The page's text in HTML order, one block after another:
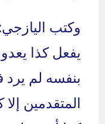
وكتب
يفعل كذا
بنفسه لم
المتقدمين